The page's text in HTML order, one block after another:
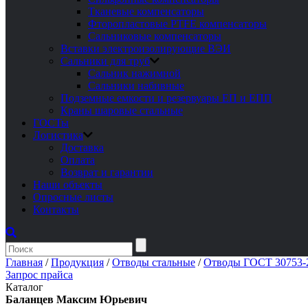
Тканевые компенсаторы
Фторопластовые PTFE компенсаторы
Сальниковые компенсаторы
Вставки электроизолирующие ВЭИ
Сальники для труб
Сальник нажимной
Сальники набивные
Подземные емкости и резервуары ЕП и ЕПП
Краны шаровые стальные
ГОСТы
Логистика
Доставка
Оплата
Возврат и гарантии
Наши объекты
Опросные листы
Контакты
Главная /Продукция /Отводы стальные /Отводы ГОСТ 30753-
Запрос прайса
Каталог
Баланцев Максим Юрьевич